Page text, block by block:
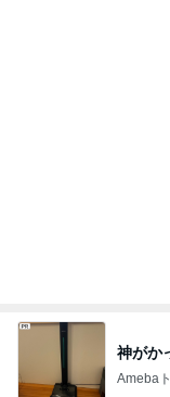
大会前
Ameba